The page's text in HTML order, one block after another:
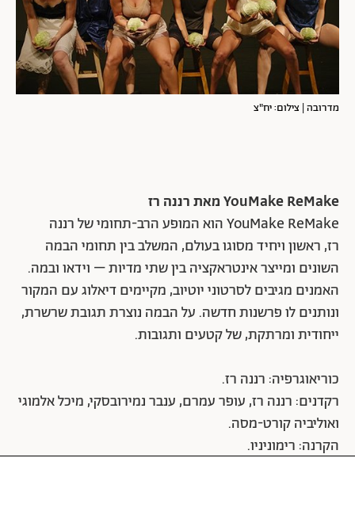
מדרובה | צילום: יח"צ
YouMake ReMake מאת רננה רז
YouMake ReMake הוא המופע הרב-תחומי של רננה
רז, ראשון ויחיד מסוגו בעולם, המשלב בין תחומי הבמה
השונים ומייצר אינטראקציה בין שתי מדיות – וידאו ובמה.
האמנים מגיבים לסרטוני יוטיוב, מקיימים דיאלוג עם המקור
ונותנים לו פרשנות חדשה. על הבמה נוצרת תגובת שרשרת,
ייחודית ומרתקת, של קטעים ותגובות.
כוריאוגרפיה: רננה רז.
רקדנים: רננה רז, עופר עמרם, ענבר נמירובסקי, מיכל אלמוגי
ואוליביה קורט-מסה.
הקרנה: רימוניניו.